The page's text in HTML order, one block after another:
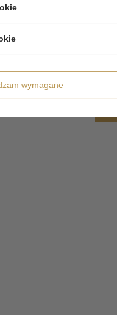
wymagane